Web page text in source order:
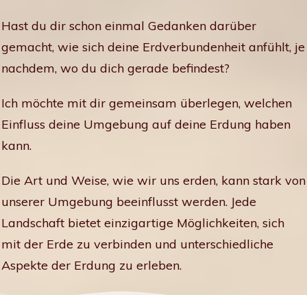
Hast du dir schon einmal Gedanken darüber
gemacht, wie sich deine Erdverbundenheit anfühlt, je
nachdem, wo du dich gerade befindest?
Ich möchte mit dir gemeinsam überlegen, welchen
Einfluss deine Umgebung auf deine Erdung haben
kann.
Die Art und Weise, wie wir uns erden, kann stark von
unserer Umgebung beeinflusst werden. Jede
Landschaft bietet einzigartige Möglichkeiten, sich
mit der Erde zu verbinden und unterschiedliche
Aspekte der Erdung zu erleben.